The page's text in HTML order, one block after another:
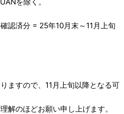
認済分 = 25年10月末～11月上旬
ますので、11月上旬以降となる可
解のほどお願い申し上げます。